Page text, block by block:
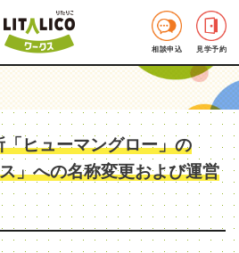
相談申込 見学予約
ヒューマングロー」の
」への名称変更および運営